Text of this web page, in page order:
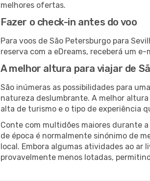
melhores ofertas.
Fazer o check-in antes do voo
Para voos de São Petersburgo para
reserva com a eDreams, receberá um
A melhor altura para viajar de
São inúmeras as possibilidades para
natureza deslumbrante. A melhor
alta de turismo e o tipo de experiência
Conte com multidões maiores durante
de época é normalmente sinónimo de
local. Embora algumas atividades ao ar
provavelmente menos lotadas,